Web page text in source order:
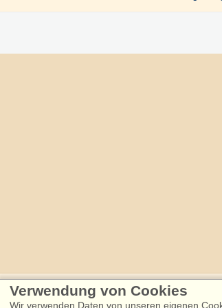
Følg os på: Facebook
Verwendung von Cookies
Wir verwenden Daten von unseren eigenen